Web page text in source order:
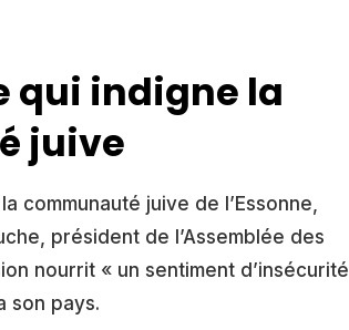
qui indigne la
juive
communauté juive de l’Essonne,
président de l’Assemblée des
nourrit « un sentiment d’insécurité
son pays.